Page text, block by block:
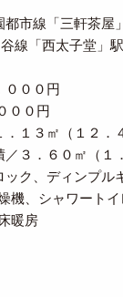
都市線「三軒茶屋
西太子堂」駅
０００円
００円
１３㎡（１２．
３．６０㎡（１
ック、ディンプル
機、シャワート
暖房